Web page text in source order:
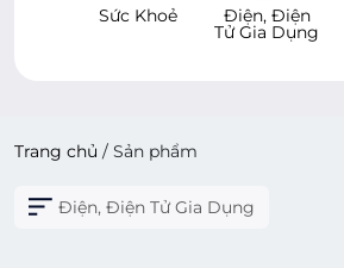
Điện, Điện Đồ Ăn & Đồ
Uống
Trang chủ / Sản phẩm
Điện, Điện Tử Gia Dụng